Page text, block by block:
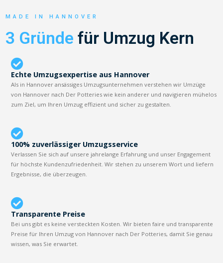
MADE IN HANNOVER
3 Gründe für Umzug Kern
Echte Umzugsexpertise aus Hannover
Als in Hannover ansässiges Umzugsunternehmen verstehen wir Umzüge
von Hannover nach Der Potteries wie kein anderer und navigieren mühelos
zum Ziel, um Ihren Umzug effizient und sicher zu gestalten.
100% zuverlässiger Umzugsservice
Verlassen Sie sich auf unsere jahrelange Erfahrung und unser Engagement
für höchste Kundenzufriedenheit. Wir stehen zu unserem Wort und liefern
Ergebnisse, die überzeugen.
Transparente Preise
Bei uns gibt es keine versteckten Kosten. Wir bieten faire und transparente
Preise für Ihren Umzug von Hannover nach Der Potteries, damit Sie genau
wissen, was Sie erwartet.